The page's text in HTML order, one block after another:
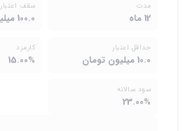
مدت
12 ماه
سقف اعتبار
100.0 میلیون تومان
حداقل اعتبار
10.0 میلیون تومان
کارمزد
15.00%
سود سالانه
23.00%